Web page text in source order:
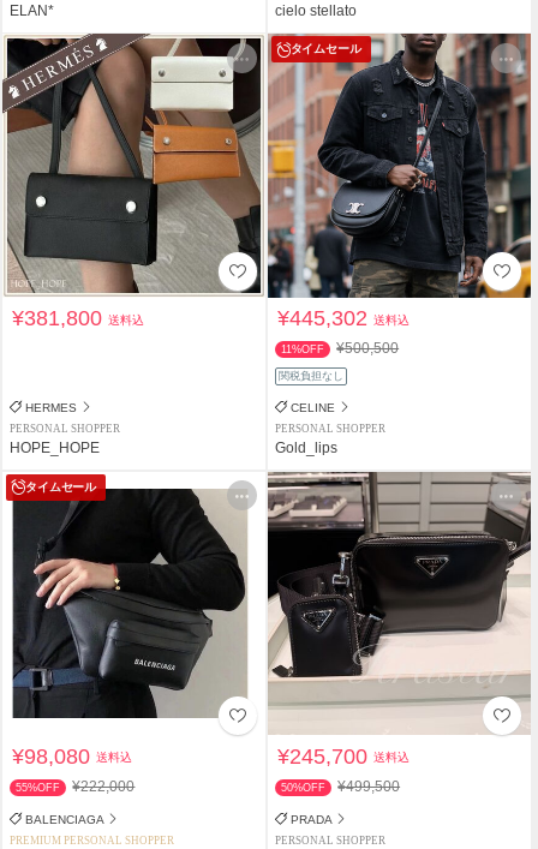
ELAN* cielo stellato
¥381,800送料込
HERMES
PERSONAL SHOPPER
HOPE_HOPE
タイムセール
¥445,302送料込
11%OFF ¥500,500
関税負担なし
CELINE
PERSONAL SHOPPER
Gold_lips
タイムセール
¥98,080送料込
55%OFF ¥222,000
BALENCIAGA
PREMIUM PERSONAL SHOPPER
¥245,700送料込
50%OFF ¥499,500
PRADA
PERSONAL SHOPPER